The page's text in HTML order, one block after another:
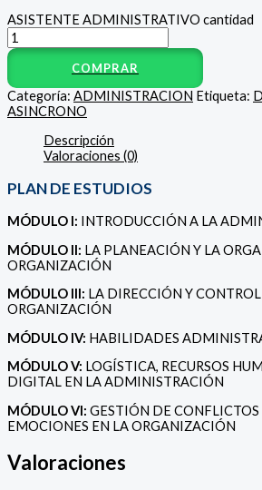
ASISTENTE ADMINISTRATIVO cantidad
COMPRAR
Categoría: ADMINISTRACION Etiqueta:
ASINCRONO
Descripción
Valoraciones (0)
PLAN DE ESTUDIOS
MÓDULO I: INTRODUCCIÓN A LA
MÓDULO II: LA PLANEACIÓN Y LA
ORGANIZACIÓN
MÓDULO III: LA DIRECCIÓN Y
ORGANIZACIÓN
MÓDULO IV: HABILIDADES
MÓDULO V: LOGÍSTICA, RECURSOS
DIGITAL EN LA ADMINISTRACIÓN
MÓDULO VI: GESTIÓN DE
EMOCIONES EN LA ORGANIZACIÓN
Valoraciones